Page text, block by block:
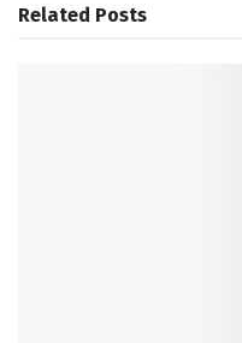
Related Posts